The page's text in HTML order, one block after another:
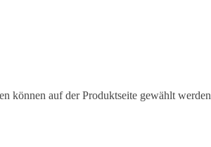
können auf der Produktseite gewählt werden